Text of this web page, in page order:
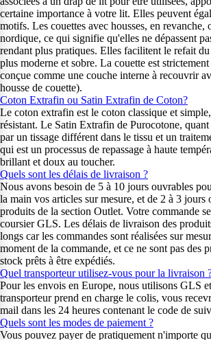
certaine importance à votre lit. Elles peuvent
motifs. Les couettes avec housses, en revanche,
nordique, ce qui signifie qu'elles ne dépassent
rendant plus pratiques. Elles facilitent le refait
plus moderne et sobre. La couette est
conçue comme une couche interne à recouvrir
housse de couette).
Coton Extrafin ou Satin Extrafin de Coton?
Le coton extrafin est le coton classique et
résistant. Le Satin Extrafin de Purocotone, quant
par un tissage différent dans le tissu et un
qui est un processus de repassage à haute
brillant et doux au toucher.
Quels sont les délais de livraison ?
Nous avons besoin de 5 à 10 jours ouvrables
la main vos articles sur mesure, et de 2 à 3 jours
produits de la section Outlet. Votre commande
coursier GLS. Les délais de livraison des
longs car les commandes sont réalisées sur
moment de la commande, et ce ne sont pas des
stock prêts à être expédiés.
Quel transporteur utilisez-vous pour la livraison
Pour les envois en Europe, nous utilisons GLS
transporteur prend en charge le colis, vous
mail dans les 24 heures contenant le code de
Quels sont les modes de paiement ?
Vous pouvez payer de pratiquement n'importe